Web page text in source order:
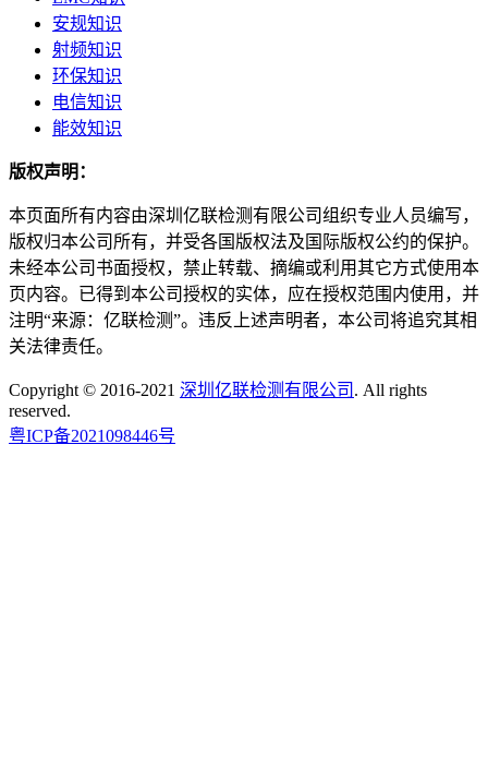
安规知识
射频知识
环保知识
电信知识
能效知识
版权声明：
本页面所有内容由深圳亿联检测有限公司组织专业人员编写，
版权归本公司所有，并受各国版权法及国际版权公约的保护。
未经本公司书面授权，禁止转载、摘编或利用其它方式使用本
页内容。已得到本公司授权的实体，应在授权范围内使用，并
注明“来源：亿联检测”。违反上述声明者，本公司将追究其相
关法律责任。
Copyright © 2016-2021 深圳亿联检测有限公司 . All rights
reserved.
粤ICP备2021098446号